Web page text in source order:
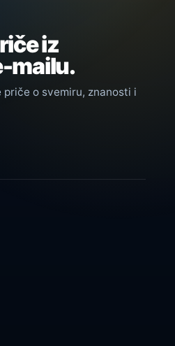
iz
mailu.
o svemiru, znanosti i